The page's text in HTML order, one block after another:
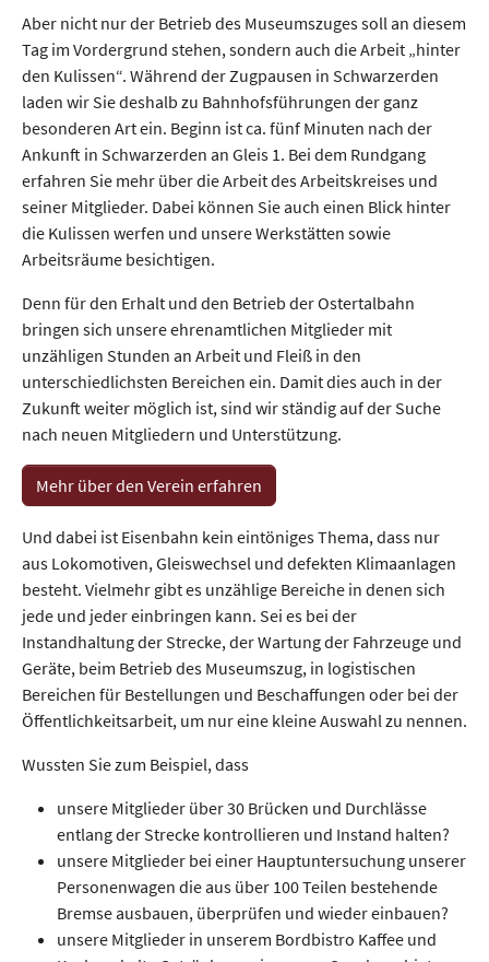
Aber nicht nur der Betrieb des Museumszuges soll an diesem
Tag im Vordergrund stehen, sondern auch die Arbeit „hinter
den Kulissen“. Während der Zugpausen in Schwarzerden
laden wir Sie deshalb zu Bahnhofsführungen der ganz
besonderen Art ein. Beginn ist ca. fünf Minuten nach der
Ankunft in Schwarzerden an Gleis 1. Bei dem Rundgang
erfahren Sie mehr über die Arbeit des Arbeitskreises und
seiner Mitglieder. Dabei können Sie auch einen Blick hinter
die Kulissen werfen und unsere Werkstätten sowie
Arbeitsräume besichtigen.
Denn für den Erhalt und den Betrieb der Ostertalbahn
bringen sich unsere ehrenamtlichen Mitglieder mit
unzähligen Stunden an Arbeit und Fleiß in den
unterschiedlichsten Bereichen ein. Damit dies auch in der
Zukunft weiter möglich ist, sind wir ständig auf der Suche
nach neuen Mitgliedern und Unterstützung.
Mehr über den Verein erfahren
Und dabei ist Eisenbahn kein eintöniges Thema, dass nur
aus Lokomotiven, Gleiswechsel und defekten Klimaanlagen
besteht. Vielmehr gibt es unzählige Bereiche in denen sich
jede und jeder einbringen kann. Sei es bei der
Instandhaltung der Strecke, der Wartung der Fahrzeuge und
Geräte, beim Betrieb des Museumszug, in logistischen
Bereichen für Bestellungen und Beschaffungen oder bei der
Öffentlichkeitsarbeit, um nur eine kleine Auswahl zu nennen.
Wussten Sie zum Beispiel, dass
unsere Mitglieder über 30 Brücken und Durchlässe
entlang der Strecke kontrollieren und Instand halten?
unsere Mitglieder bei einer Hauptuntersuchung unserer
Personenwagen die aus über 100 Teilen bestehende
Bremse ausbauen, überprüfen und wieder einbauen?
unsere Mitglieder in unserem Bordbistro Kaffee und